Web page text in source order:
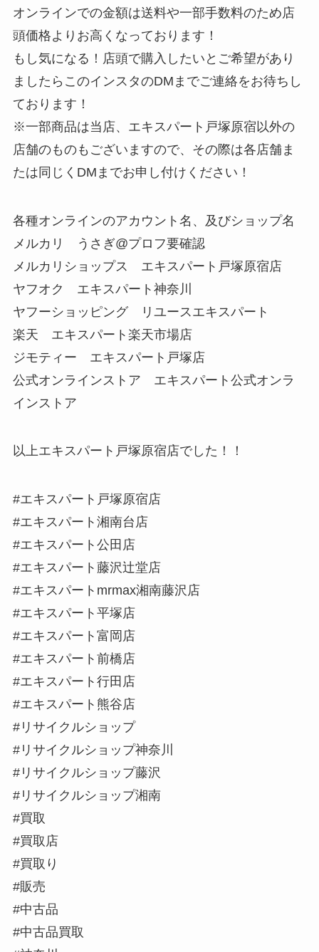
オンラインでの金額は送料や一部手数料のため店
頭価格よりお高くなっております！
もし気になる！店頭で購入したいとご希望があり
ましたらこのインスタのDMまでご連絡をお待ちし
ております！
※一部商品は当店、エキスパート戸塚原宿以外の
店舗のものもございますので、その際は各店舗ま
たは同じくDMまでお申し付けください！
各種オンラインのアカウント名、及びショップ名
メルカリ うさぎ@プロフ要確認
メルカリショップス エキスパート戸塚原宿店
ヤフオク エキスパート神奈川
ヤフーショッピング リユースエキスパート
楽天 エキスパート楽天市場店
ジモティー エキスパート戸塚店
公式オンラインストア エキスパート公式オンラ
インストア
以上エキスパート戸塚原宿店でした！！
#エキスパート戸塚原宿店
#エキスパート湘南台店
#エキスパート公田店
#エキスパート藤沢辻堂店
#エキスパートmrmax湘南藤沢店
#エキスパート平塚店
#エキスパート富岡店
#エキスパート前橋店
#エキスパート行田店
#エキスパート熊谷店
#リサイクルショップ
#リサイクルショップ神奈川
#リサイクルショップ藤沢
#リサイクルショップ湘南
#買取
#買取店
#買取り
#販売
#中古品
#中古品買取